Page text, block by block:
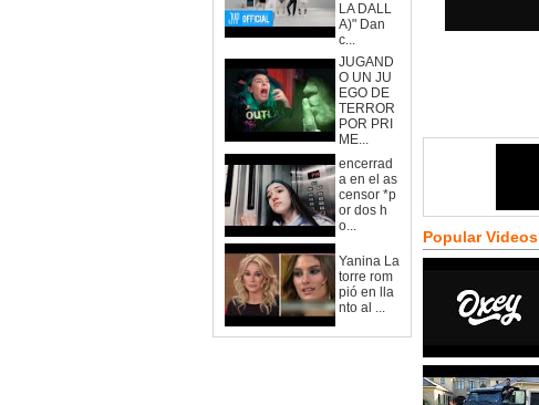
LA DALL
A)" Dan
c...
JUGAND
O UN JU
EGO DE
TERROR
POR PRI
ME...
encerrad
a en el as
censor *p
or dos h
o...
Yanina La
torre rom
pió en lla
nto al ...
Popular Videos